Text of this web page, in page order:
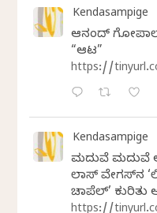
Kendasampige
ಆನಂದ್‌
“ಆಟ”
https://
Kendasampige
ಮದುವೆ ಮದುವೆ
ಲಾಸ್‌ ವೇಗಸ್‌ನ
ಚಾಪೆಲ್’
https://